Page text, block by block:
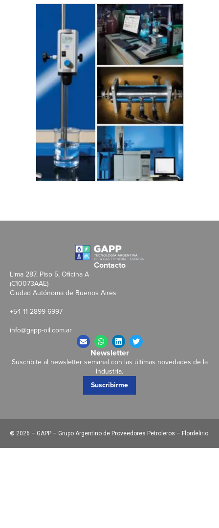
Contacto
Lima 287, Piso 5, Oficina A
(C10073AAE)
Ciudad Autónoma de Buenos Aires
+54 11 2899 6997
info@gapp-oil.com.ar
Newsletter
Suscribite al newsletter semanal con las últimas novedades de la
Industria.
Suscribirme
© 2026 – GAPP – Grupo Argentino de Proveedores Petroleros – Flordelirio